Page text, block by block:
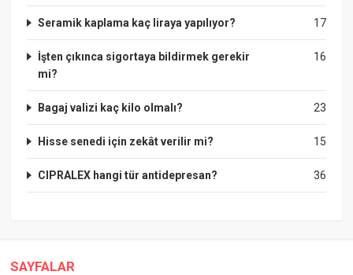
17
Seramik kaplama kaç liraya yapılıyor?
16
İşten çıkınca sigortaya bildirmek gerekir
mi?
23
Bagaj valizi kaç kilo olmalı?
15
Hisse senedi için zekât verilir mi?
36
CIPRALEX hangi tür antidepresan?
SAYFALAR